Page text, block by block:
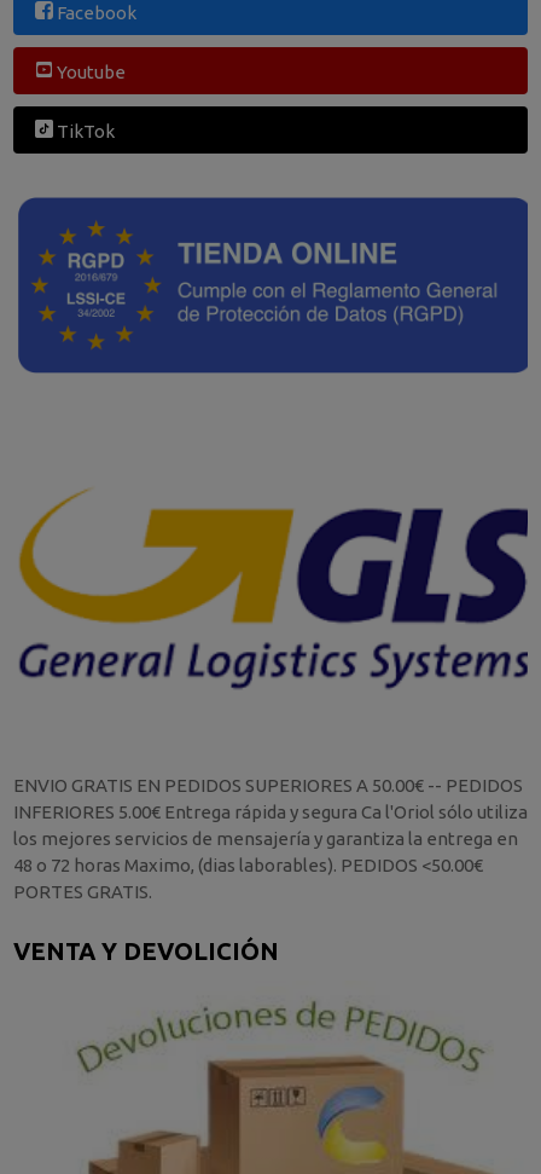
Facebook
Youtube
TikTok
ENVIO GRATIS EN PEDIDOS SUPERIORES A 50.00€ -- PEDIDOS
INFERIORES 5.00€ Entrega rápida y segura Ca l'Oriol sólo utiliza
los mejores servicios de mensajería y garantiza la entrega en
48 o 72 horas Maximo, (dias laborables). PEDIDOS <50.00€
PORTES GRATIS.
VENTA Y DEVOLICIÓN